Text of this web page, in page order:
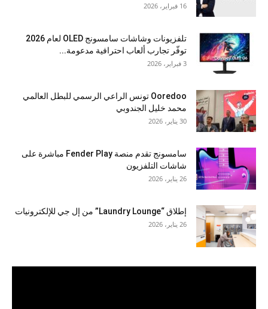
16 فبراير، 2026
تلفزيونات وشاشات سامسونج OLED لعام 2026
توفّر تجارب ألعاب احترافية مدعومة...
3 فبراير، 2026
Ooredoo تونس الراعي الرسمي للبطل العالمي
محمد خليل الجندوبي
30 يناير، 2026
سامسونج تقدم منصة Fender Play مباشرة على
شاشات التلفزيون
26 يناير، 2026
إطلاق “Laundry Lounge” من إل جي للإلكترونيات
26 يناير، 2026